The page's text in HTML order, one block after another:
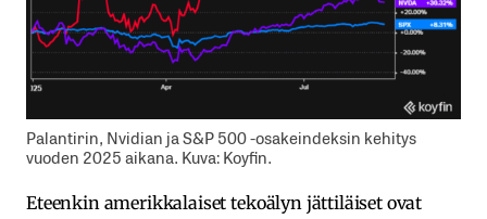
Palantirin, Nvidian ja S&P 500 -osakeindeksin kehitys
vuoden 2025 aikana. Kuva: Koyfin.
Eteenkin amerikkalaiset tekoälyn jättiläiset ovat